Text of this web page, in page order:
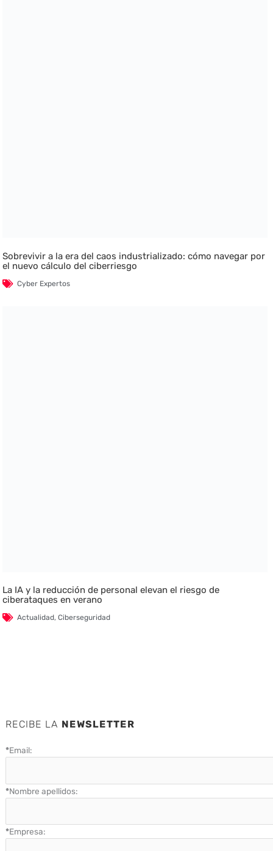
Sobrevivir a la era del caos industrializado: cómo navegar por
el nuevo cálculo del ciberriesgo
Cyber Expertos
La IA y la reducción de personal elevan el riesgo de
ciberataques en verano
Actualidad,Ciberseguridad
RECIBE LA NEWSLETTER
*Email:
*Nombre apellidos:
*Empresa: